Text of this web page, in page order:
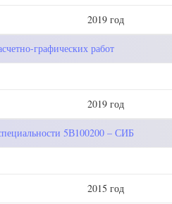
2019 год
графических работ
2019 год
5В100200 – СИБ
2015 год